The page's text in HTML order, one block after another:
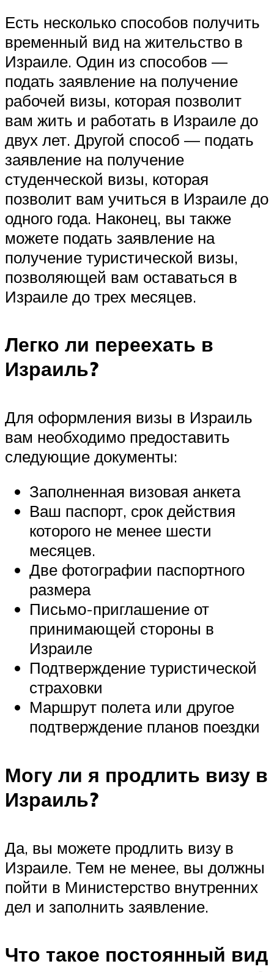
Есть несколько способов получить
временный вид на жительство в
Израиле. Один из способов —
подать заявление на получение
рабочей визы, которая позволит
вам жить и работать в Израиле до
двух лет. Другой способ — подать
заявление на получение
студенческой визы, которая
позволит вам учиться в Израиле до
одного года. Наконец, вы также
можете подать заявление на
получение туристической визы,
позволяющей вам оставаться в
Израиле до трех месяцев.
Легко ли переехать в
Израиль?
Для оформления визы в Израиль
вам необходимо предоставить
следующие документы:
Заполненная визовая анкета
Ваш паспорт, срок действия
которого не менее шести
месяцев.
Две фотографии паспортного
размера
Письмо-приглашение от
принимающей стороны в
Израиле
Подтверждение туристической
страховки
Маршрут полета или другое
подтверждение планов поездки
Могу ли я продлить визу в
Израиль?
Да, вы можете продлить визу в
Израиле. Тем не менее, вы должны
пойти в Министерство внутренних
дел и заполнить заявление.
Что такое постоянный вид